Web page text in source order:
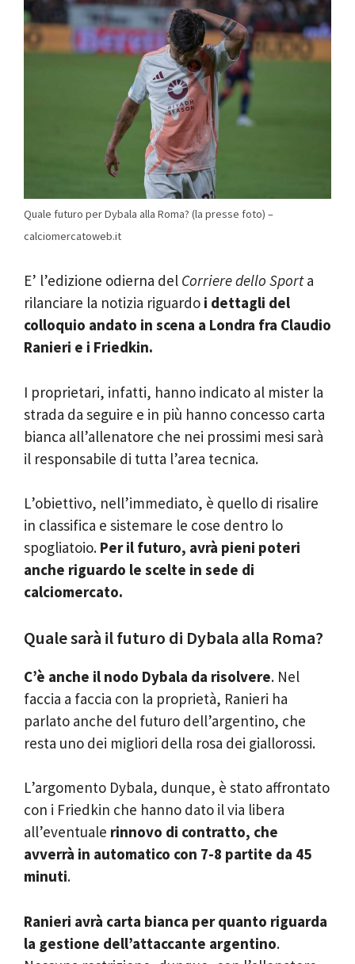
Quale futuro per Dybala alla Roma? (la presse foto) –
calciomercatoweb.it
E’ l’edizione odierna del Corriere dello Sporta
rilanciare la notizia riguardo i dettagli del
colloquio andato in scena a Londra fra Claudio
Ranieri e i Friedkin.
I proprietari, infatti, hanno indicato al mister la
strada da seguire e in più hanno concesso carta
bianca all’allenatore che nei prossimi mesi sarà
il responsabile di tutta l’area tecnica.
L’obiettivo, nell’immediato, è quello di risalire
in classifica e sistemare le cose dentro lo
spogliatoio. Per il futuro, avrà pieni poteri
anche riguardo le scelte in sede di
calciomercato.
Quale sarà il futuro di Dybala alla Roma?
C’è anche il nodo Dybala da risolvere. Nel
faccia a faccia con la proprietà, Ranieri ha
parlato anche del futuro dell’argentino, che
resta uno dei migliori della rosa dei giallorossi.
L’argomento Dybala, dunque, è stato affrontato
con i Friedkin che hanno dato il via libera
all’eventuale rinnovo di contratto, che
avverrà in automatico con 7-8 partite da 45
minuti.
Ranieri avrà carta bianca per quanto riguarda
la gestione dell’attaccante argentino.